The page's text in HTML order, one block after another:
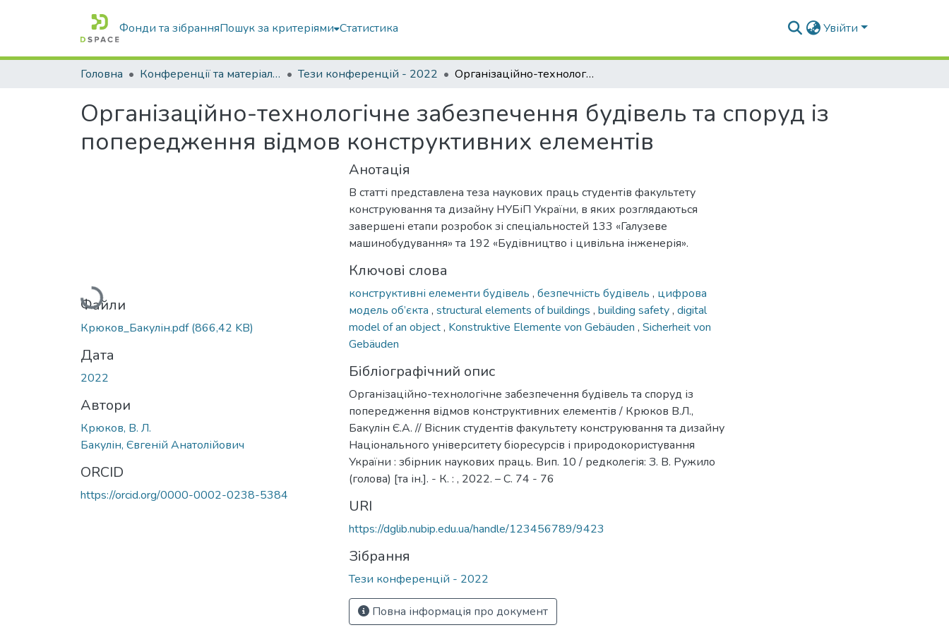
Фонди та зібранняПошук за критеріями Статистика Увійти
Головна Конференції та матеріали конференцій Тези конференцій - 2022 Організаційно-технологічне забезпечення будівель та споруд із попередження відмов конструктивних елементів
Організаційно-технологічне забезпечення будівель та споруд із
попередження відмов конструктивних елементів
Вантажиться...
Файли
Крюков_Бакулін.pdf(866,42 KB)
Дата
2022
Автори
Крюков, В. Л.
Бакулін, Євгеній Анатолійович
ORCID
https://orcid.org/0000-0002-0238-5384
Анотація
В статті представлена теза наукових праць студентів факультету
конструювання та дизайну НУБіП України, в яких розглядаються
завершені етапи розробок зі спеціальностей 133 «Галузеве
машинобудування» та 192 «Будівництво і цивільна інженерія».
Ключові слова
конструктивні елементи будівель , безпечність будівель , цифрова
модель об’єкта , structural elements of buildings , building safety, digital
model of an object, Konstruktive Elemente von Gebäuden , Sicherheit von
Gebäuden
Бібліографічний опис
Організаційно-технологічне забезпечення будівель та споруд із
попередження відмов конструктивних елементів / Крюков В.Л.,
Бакулін Є.А. // Вісник студентів факультету конструювання та дизайну
Національного університету біоресурсів і природокористування
України : збірник наукових праць. Вип. 10 / редколегія: З. В. Ружило
(голова) [та ін.]. - К. : , 2022. – С. 74 - 76
URI
https://dglib.nubip.edu.ua/handle/123456789/9423
Зібрання
Тези конференцій - 2022
Повна інформація про документ